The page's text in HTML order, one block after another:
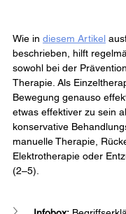
Wie in diesem Artikel
beschrieben, hilft
sowohl bei der
Therapie. Als
Bewegung genauso
etwas effektiver zu sein
konservative
manuelle Therapie,
Elektrotherapie oder
(2–5).